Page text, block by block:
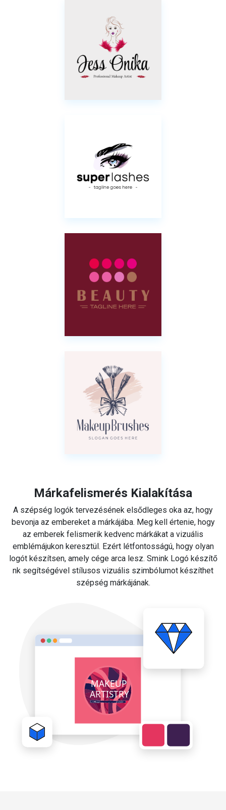
Márkafelismerés Kialakítása
A szépség logók tervezésének elsődleges oka az, hogy
bevonja az embereket a márkájába. Meg kell értenie, hogy
az emberek felismerik kedvenc márkákat a vizuális
emblémájukon keresztül. Ezért létfontosságú, hogy olyan
logót készítsen, amely cége arca lesz. Smink Logó készítő
nk segítségével stílusos vizuális szimbólumot készíthet
szépség márkájának.